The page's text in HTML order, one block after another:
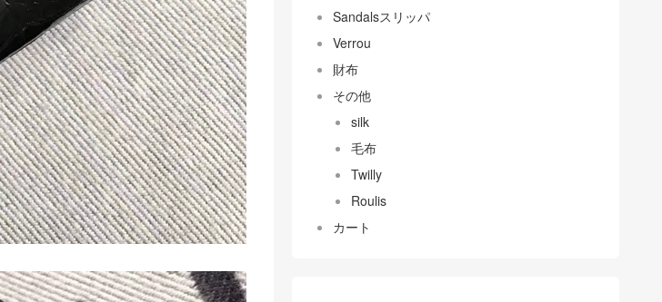
Sandalsスリッパ
Verrou
財布
その他
silk
毛布
Twilly
Roulis
カート